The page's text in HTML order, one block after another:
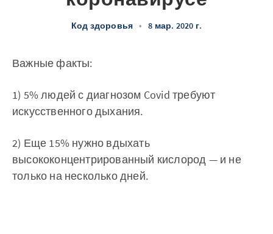
Код здоровья • 8 мар. 2020 г.
Важные факты:
1) 5% людей с диагнозом Covid требуют
искусственного дыхания.
2) Еще 15% нужно вдыхать
высококонцентрированный кислород — и не
только на несколько дней.